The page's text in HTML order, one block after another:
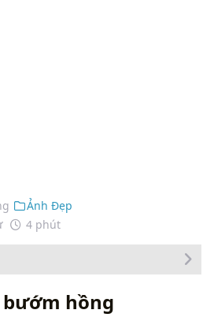
Ảnh Đẹp
4 phút
hồng